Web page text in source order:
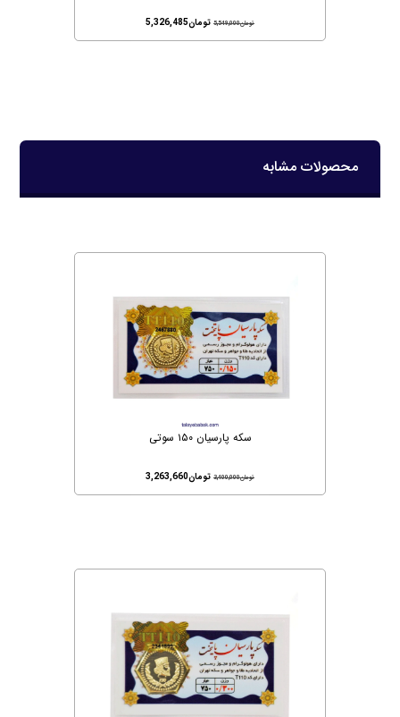
تومان5,549,000 تومان5,326,485
محصولات مشابه
سکه پارسیان ۱۵۰ سوتی
تومان3,400,000 تومان3,263,660